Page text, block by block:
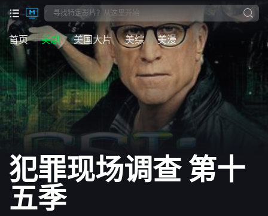
首页 美剧 美国大片 美综 美漫
犯罪现场调查 第十
五季